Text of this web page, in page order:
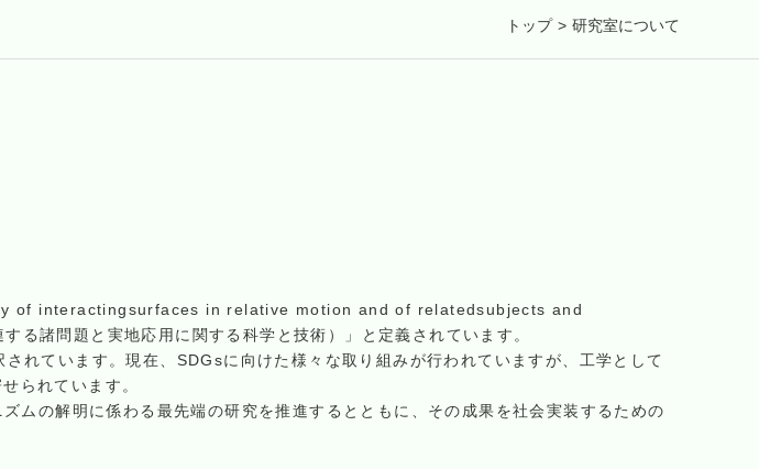
トップ > 研究室について
of interactingsurfaces in relative motion and of relatedsubjects and
諸問題と実地応用に関する科学と技術）」と定義されています。
ています。現在、SDGsに向けた様々な取り組みが行われていますが、工学として
られています。
ムの解明に係わる最先端の研究を推進するとともに、その成果を社会実装するための